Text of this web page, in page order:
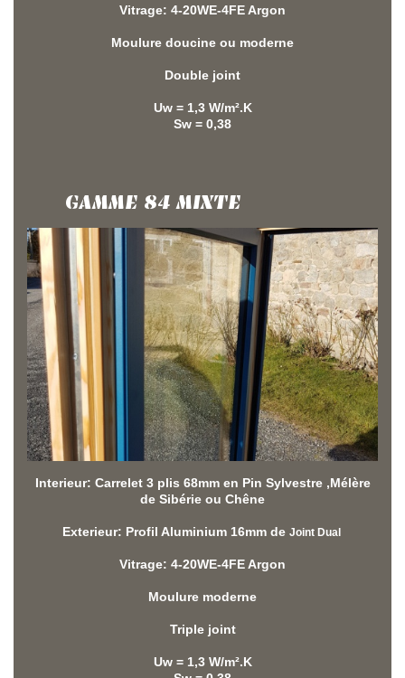
Vitrage: 4-20WE-4FE Argon
Moulure doucine ou moderne
Double joint
Uw = 1,3 W/m².K
Sw = 0,38
GAMME 84 MIXTE
Interieur: Carrelet 3 plis 68mm en Pin Sylvestre ,Mélère
de Sibérie ou Chêne
Exterieur: Profil Aluminium 16mm de Joint Dual
Vitrage: 4-20WE-4FE Argon
Moulure moderne
Triple joint
Uw = 1,3 W/m².K